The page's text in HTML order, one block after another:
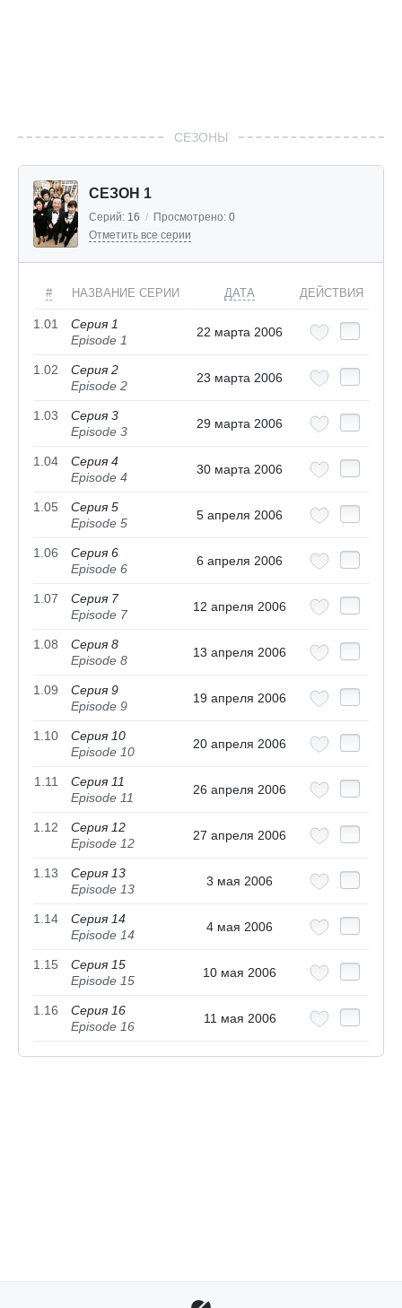
СЕЗОНЫ
СЕЗОН 1
Серий: 16 / Просмотрено: 0
Отметить все серии
# НАЗВАНИЕ СЕРИИ ДАТА ДЕЙСТВИЯ
1.01
Серия 1
Episode 1
22 марта 2006
1.02
Серия 2
Episode 2
23 марта 2006
1.03
Серия 3
Episode 3
29 марта 2006
1.04
Серия 4
Episode 4
30 марта 2006
1.05
Серия 5
Episode 5
5 апреля 2006
1.06
Серия 6
Episode 6
6 апреля 2006
1.07
Серия 7
Episode 7
12 апреля 2006
1.08
Серия 8
Episode 8
13 апреля 2006
1.09
Серия 9
Episode 9
19 апреля 2006
1.10
Серия 10
Episode 10
20 апреля 2006
1.11
Серия 11
Episode 11
26 апреля 2006
1.12
Серия 12
Episode 12
27 апреля 2006
1.13
Серия 13
Episode 13
3 мая 2006
1.14
Серия 14
Episode 14
4 мая 2006
1.15
Серия 15
Episode 15
10 мая 2006
1.16
Серия 16
Episode 16
11 мая 2006